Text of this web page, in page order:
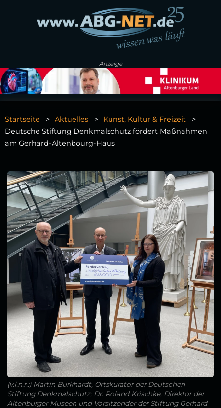
Anzeige
Startseite Aktuelles
Kunst, Kultur & Freizeit
Deutsche Stiftung Denkmalschutz fördert Maßnahmen
am Gerhard-Altenbourg-Haus
(v.l.n.r.:) Martin Burkhardt, Ortskurator der Deutschen
Stiftung Denkmalschutz; Dr. Roland Krischke, Direktor der
Altenburger Museen und Vorsitzender der Stiftung Gerhard